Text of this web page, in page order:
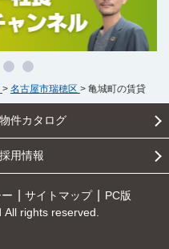
> 名古屋市瑞穂区 > 亀城町の賃貸
物件カタログ
採用情報
サイトマップ
PC版
rights reserved.